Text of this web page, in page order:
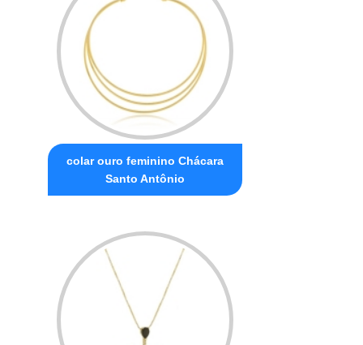
colar ouro feminino Chácara
Santo Antônio